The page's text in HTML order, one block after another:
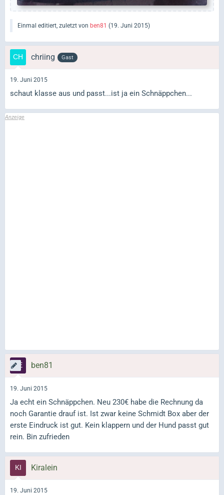
Einmal editiert, zuletzt von ben81 (19. Juni 2015)
chriing Gast
19. Juni 2015
schaut klasse aus und passt...ist ja ein Schnäppchen...
ben81
19. Juni 2015
Ja echt ein Schnäppchen. Neu 230€ habe die Rechnung da
noch Garantie drauf ist. Ist zwar keine Schmidt Box aber der
erste Eindruck ist gut. Kein klappern und der Hund passt gut
rein. Bin zufrieden
Kiralein
19. Juni 2015